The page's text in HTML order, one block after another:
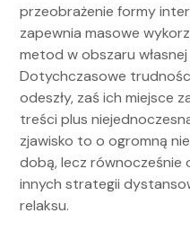
przeobrażenie formy
zapewnia masowe
metod w obszaru
Dotychczasowe
odeszły, zaś ich miejsce
treści plus
zjawisko to o ogromną
dobą, lecz równocześnie
innych strategii
relaksu.